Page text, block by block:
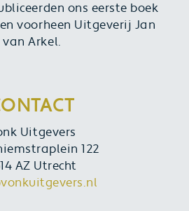
ons eerste boek
voorheen Uitgeverij Jan
van Arkel.
Uitgevers
122
AZ Utrecht